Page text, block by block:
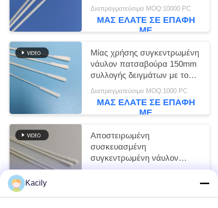
Διαπραγματεύσιμα MOQ:10000 PC
ΜΑΣ ΕΛΆΤΕ ΣΕ ΕΠΑΦΉ
ΜΕ
Μίας χρήσης συγκεντρωμένη
νάυλον πατσαβούρα 150mm
συλλογής δειγμάτων με το
σημείο παύσης
Διαπραγματεύσιμα MOQ:1000 PC
ΜΑΣ ΕΛΆΤΕ ΣΕ ΕΠΑΦΉ
ΜΕ
Αποστειρωμένη
συσκευασμένη
συγκεντρωμένη νάυλον
πατσαβούρα
ΜΕ
Kacily